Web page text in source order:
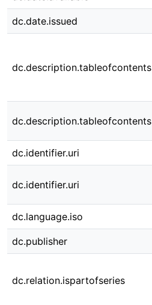
dc.date.issued
dc.description.tableofcontents
dc.description.tableofcontents
dc.identifier.uri
dc.identifier.uri
dc.language.iso
dc.publisher
dc.relation.ispartofseries